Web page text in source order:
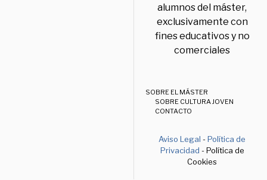
alumnos del máster,
exclusivamente con
fines educativos y no
comerciales
SOBRE EL MÁSTER
SOBRE CULTURA JOVEN
CONTACTO
Aviso Legal -Política de
Privacidad - Política de
Cookies